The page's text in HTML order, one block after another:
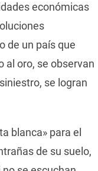
económicas
de un país que
al oro, se observan
se logran
blanca» para el
de su suelo,